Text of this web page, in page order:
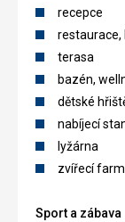
recepce
restaurace,
terasa
bazén,
dětské
nabíjecí
lyžárna
zvířecí
Sport a zábava